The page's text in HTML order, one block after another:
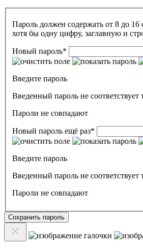
Пароль должен содержать от 8 до 16
хотя бы одну цифру, заглавную и
Новый пароль*
Введите пароль
Введенный пароль не соответствует
Пароли не совпадают
Новый пароль ещё раз*
Введите пароль
Введенный пароль не соответствует
Пароли не совпадают
Сохранить пароль